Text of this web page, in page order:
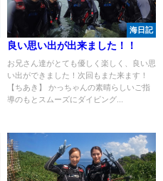
海日記
良い思い出が出来ました！！
お兄さん達がとても優しく楽しく、良い思
い出ができました！次回もまた来ます！
【ちあき】 かっちゃんの素晴らしいご指
導のもとスムーズにダイビング...